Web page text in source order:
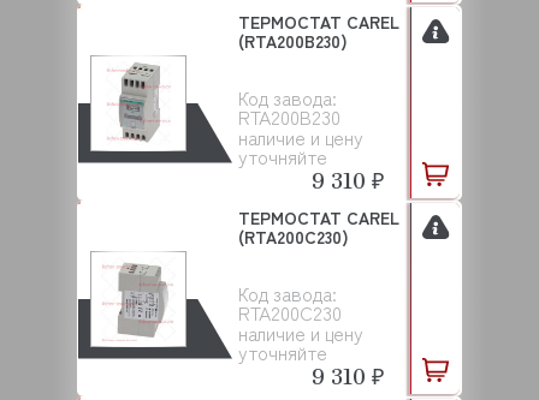
Код завода:
RTA200B230
наличие и цену
уточняйте
ТЕРМОСТАТ CAREL
(RTA200B230)
9 310 ₽
Код завода:
RTA200C230
наличие и цену
уточняйте
ТЕРМОСТАТ CAREL
(RTA200C230)
9 310 ₽